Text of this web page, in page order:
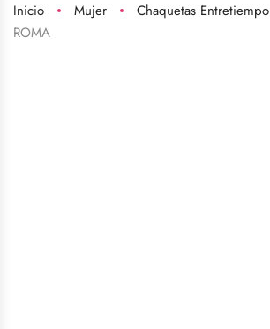
Inicio Mujer Chaquetas Entretiempo
ROMA